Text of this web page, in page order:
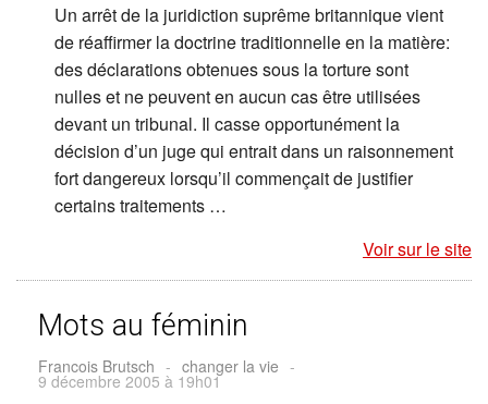
Un arrêt de la juridiction suprême britannique vient
de réaffirmer la doctrine traditionnelle en la matière:
des déclarations obtenues sous la torture sont
nulles et ne peuvent en aucun cas être utilisées
devant un tribunal. Il casse opportunément la
décision d’un juge qui entrait dans un raisonnement
fort dangereux lorsqu’il commençait de justifier
certains traitements …
Voir sur le site
Mots au féminin
Francois Brutsch - changer la vie -
9 décembre 2005 à 19h01